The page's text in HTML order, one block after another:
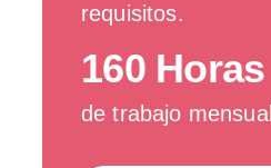
requisitos.
160 Horas
de trabajo mensual